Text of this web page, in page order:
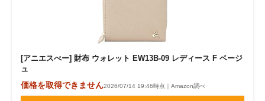
[アニエスべー] 財布 ウォレット EW13B-09 レディース F ベージ
ュ
価格を取得できません2026/07/14 19:46時点｜Amazon調べ